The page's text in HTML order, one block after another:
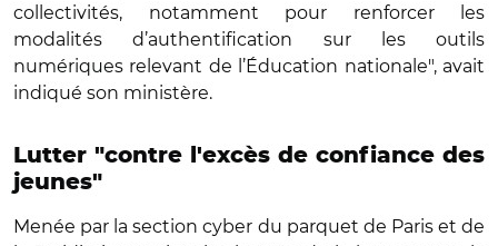
collectivités, notamment pour renforcer les
modalités d’authentification sur les outils
numériques relevant de l’Éducation nationale", avait
indiqué son ministère.
Lutter "contre l'excès de confiance des
jeunes"
Menée par la section cyber du parquet de Paris et de